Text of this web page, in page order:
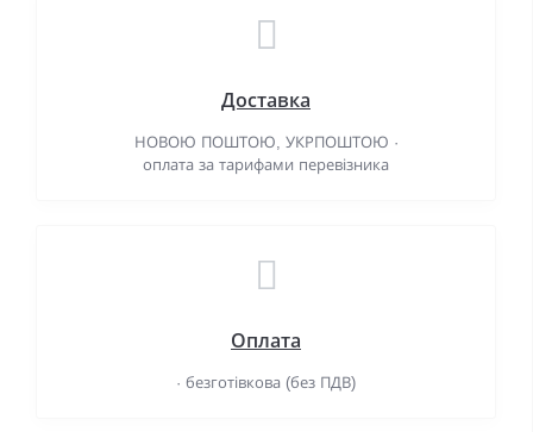
Доставка
НОВОЮ ПОШТОЮ, УКРПОШТОЮ ·
оплата за тарифами перевізника
Оплата
· безготівкова (без ПДВ)